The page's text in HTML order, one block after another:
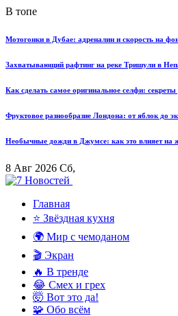
В топе
Мотогонки в Дубае: адреналин и скорость на
Захватывающий рафтинг на реке Тришули в
Как сделать самое оригинальное селфи:
Фруктовое разнообразие Лондона: от яблок до
Необычные дожди в Джумсе: как это влияет на
8 Авг 2026 Сб,
Главная
⭐ Звёздная кухня
🌍 Мир с чемоданом
🎬 Экран
🔥 В тренде
😂 Смех и грех
🤯 Вот это да!
🧩 Обо всём